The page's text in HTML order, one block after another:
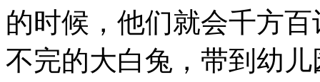
的时候，他们就会千方
不完的大白兔，带到幼